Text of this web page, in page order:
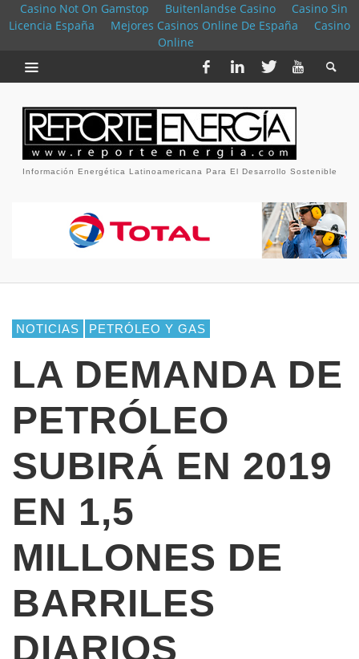
Casino Not On Gamstop Buitenlandse Casino
Casino Sin
Licencia España
Mejores Casinos Online De España
Casino
Online
Información Energética Latinoamericana Para El Desarrollo Sostenible
NOTICIAS PETRÓLEO Y GAS
LA DEMANDA DE
PETRÓLEO
SUBIRÁ EN 2019
EN 1,5
MILLONES DE
BARRILES
DIARIOS